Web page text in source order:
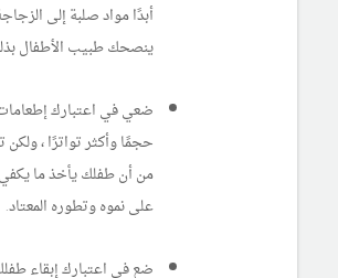
أبدًا مواد صلبة إلى
ينصحك طبيب الأطفال
ضعي في اعتبارك
حجمًا وأكثر تواترًا ، ولكن
من أن طفلك يأخذ ما
على نموه وتطوره المعتاد.
ضع في اعتبارك إبقاء